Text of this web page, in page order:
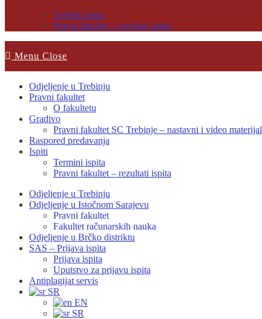
Termini ispita
Pravni fakultet – rezultati ispita
Menu Close
Odjeljenje u Trebinju
Pravni fakultet
O fakultetu
Gradivo
Pravni fakultet SC Trebinje – nastavni i video materijal
Raspored predavanja
Ispiti
Termini ispita
Pravni fakultet – rezultati ispita
Odjeljenje u Trebinju
Odjeljenje u Istočnom Sarajevu
Pravni fakultet
Fakultet računarskih nauka
Odjeljenje u Brčko distriktu
SAS – Prijava ispita
Prijava ispita
Uputstvo za prijavu ispita
Antiplagijat servis
SR
EN
SR